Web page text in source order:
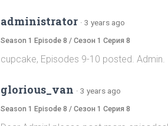
administrator · 3 years ago
Season 1 Episode 8 / Сезон 1 Серия 8
cupcake, Episodes 9-10 posted. Admin.
glorious_van · 3 years ago
Season 1 Episode 8 / Сезон 1 Серия 8